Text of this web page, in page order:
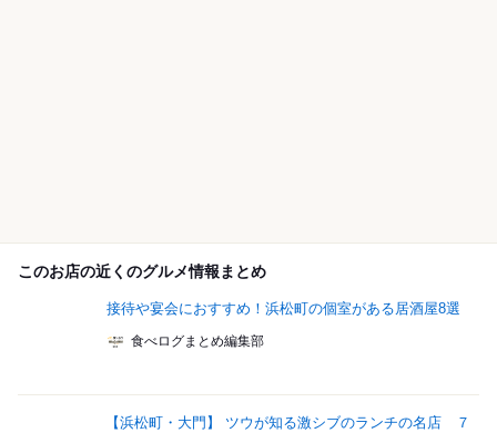
このお店の近くのグルメ情報まとめ
接待や宴会におすすめ！浜松町の個室がある居酒屋8選
食べログまとめ編集部
【浜松町・大門】 ツウが知る激シブのランチの名店 ７